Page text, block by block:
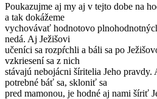
Poukazujme aj my aj v tejto dobe na
a tak dokážeme
vychovávať hodnotovo
nedá. Aj Ježišovi
učeníci sa rozpŕchli a báli sa po
vzkriesení sa z nich
stávajú nebojácni šíritelia Jeho pravdy.
potrebné báť sa, skloniť sa
pred mamonou, je hodné aj nami šíriť